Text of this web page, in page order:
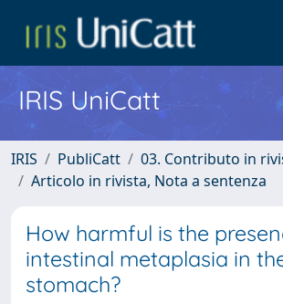
IRIS UniCatt
IRIS PubliCatt
03. Contributo in
Articolo in rivista, Nota a sentenza
How harmful is the
intestinal metaplasia in
stomach?